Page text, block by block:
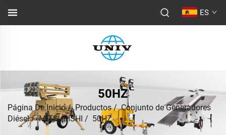
ES
50HZ
Página De Inicio/Productos/Conjunto de Generadores
Diésel/MITSUBISHI / 50HZ